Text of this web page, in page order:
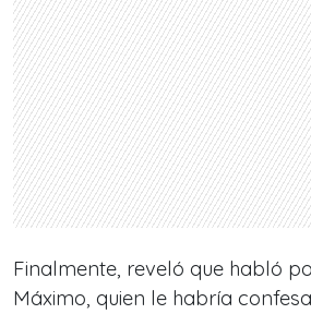
Finalmente, reveló que habló
Máximo, quien le habría